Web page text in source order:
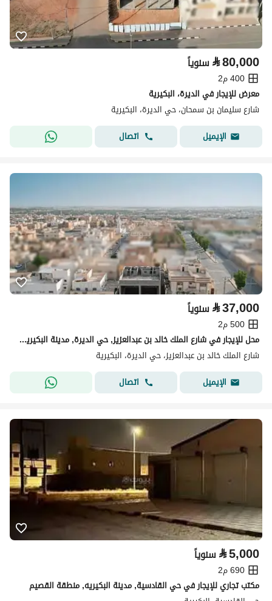
⃁80,000 سنوياً
400 م2
معرض للإيجار في الديرة، البكيرية
شارع سليمان بن سمحان، حي الديرة، البكيرية
الإيميل
اتصال
⃁37,000 سنوياً
500 م2
محل للإيجار في شارع الملك خالد بن عبدالعزيز, حي الديرة, مدينة البكيريه, منطقة القصيم
شارع الملك خالد بن عبدالعزيز، حي الديرة، البكيرية
الإيميل
اتصال
⃁5,000 سنوياً
690 م2
مكتب تجاري للإيجار في حي القادسية, مدينة البكيريه, منطقة القصيم